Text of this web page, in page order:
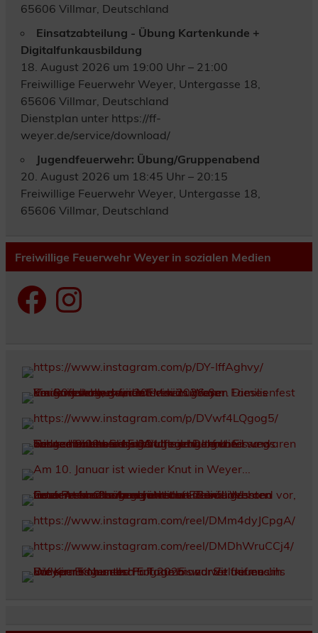
65606 Villmar, Deutschland
Einsatzabteilung - Übung Kartenkunde +
Digitalfunkausbildung
18. August 2026 um 19:00 Uhr – 21:00
Freiwillige Feuerwehr Weyer, Untergasse 18,
65606 Villmar, Deutschland
Dienstplan unter https://ff-
weyer.de/service/download/
Jugendfeuerwehr: Übung/Gruppenabend
20. August 2026 um 18:45 Uhr – 20:15
Freiwillige Feuerwehr Weyer, Untergasse 18,
65606 Villmar, Deutschland
Freiwillige Feuerwehr Weyer in sozialen Medien
FacebookInstagram